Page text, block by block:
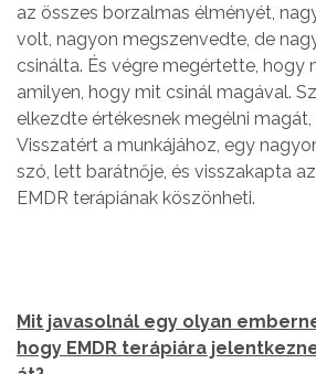
az összes borzalmas élményét,
volt, nagyon megszenvedte, de
csinálta. És végre megértette, hogy
amilyen, hogy mit csinál magával.
elkezdte értékesnek megélni magát,
Visszatért a munkájához, egy
szó, lett barátnője, és visszakapta
EMDR terápiának köszönheti.
Mit javasolnál egy olyan
hogy EMDR terápiára